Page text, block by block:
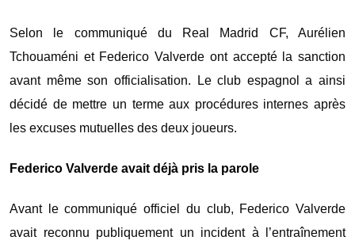
Selon le communiqué du Real Madrid CF,Aurélien
Tchouaméni et Federico Valverde ont accepté la sanction
avant même son officialisation. Le club espagnol a ainsi
décidé de mettre un terme aux procédures internes après
les excuses mutuelles des deux joueurs.
Federico Valverde avait déjà pris la parole
Avant le communiqué officiel du club, Federico Valverde
avait reconnu publiquement un incident à l’entraînement